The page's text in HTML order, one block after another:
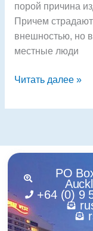
порой причина
Причем
внешностью, но
местные люди
Читать далее »
PO
+64 (0) 9